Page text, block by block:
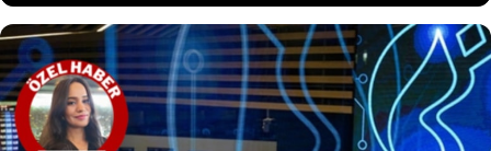
Borsa İstanbul'un faktoring endeksinde
sene başından bu yana dikkat çeken yükseliş